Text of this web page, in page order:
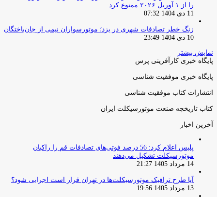
را از ۱ آوریل ۲۰۲۶ ممنوع کرد
11 دی 1404 07:32
زنگ خطر تصادفات شهری در یزد؛ موتورسواران نیمی از جان‌باختگان
10 دی 1404 23:49
نمایش بیشتر
پایگاه خبری کارآفرینی پرس
پایگاه خبری موفقیت شناسی
انتشارات کتاب موفقیت شناسی
کتاب تاریخچه صنعت موتورسیکلت ایران
آخرین اخبار
پلیس اعلام کرد: 56 درصد فوتی‌های تصادفات قم را راکبان
موتورسیکلت تشکیل می‌دهند
14 مرداد 1405 21:27
آیا طرح ترافیک موتورسیکلت‌ها در تهران قرار است اجرایی شود؟
13 مرداد 1405 19:56